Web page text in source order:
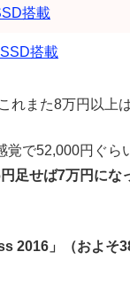
搭載
搭載
れまた8万円以上
覚で52,000円ぐら
足せば7万円にな
2016」（およそ